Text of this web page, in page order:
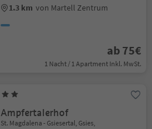
1.3 km von Martell Zentrum
ab 75€
1 Nacht / 1 Apartment Inkl. MwSt.
Ampfertalerhof
St. Magdalena - Gsiesertal, Gsies,